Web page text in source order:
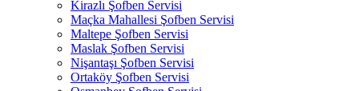
Kirazlı Şofben Servisi
Maçka Mahallesi Şofben Servisi
Maltepe Şofben Servisi
Maslak Şofben Servisi
Nişantaşı Şofben Servisi
Ortaköy Şofben Servisi